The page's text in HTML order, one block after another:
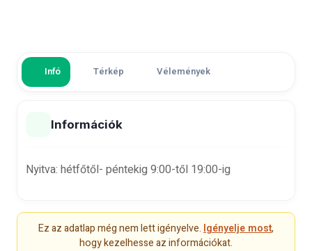
Infó Térkép Vélemények
Információk
Nyitva: hétfőtől- péntekig 9:00-től 19:00-ig
Ez az adatlap még nem lett igényelve. Igényelje most,
hogy kezelhesse az információkat.